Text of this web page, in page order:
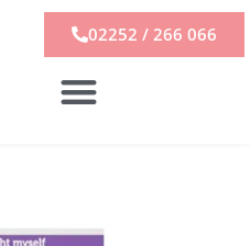
02252 / 266 066